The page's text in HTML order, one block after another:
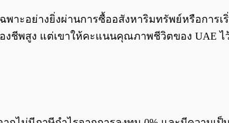
พาะอย่างยิ่งผ่านการซื้ออสังหาริมทรัพย์หรือกา
ชีพสูง แต่เขาให้คะแนนคุณภาพชีวิตของ UAE